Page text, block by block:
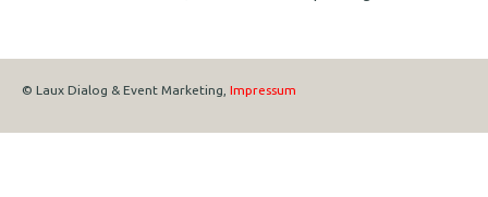
© Laux Dialog & Event Marketing, Impressum